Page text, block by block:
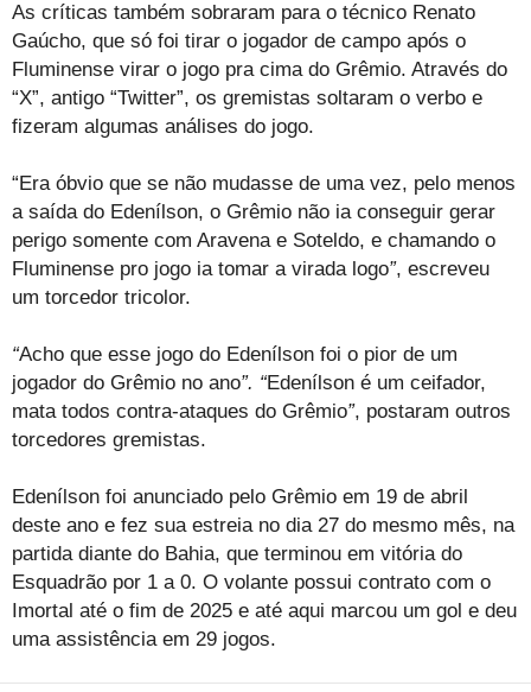
As críticas também sobraram para o técnico Renato
Gaúcho, que só foi tirar o jogador de campo após o
Fluminense virar o jogo pra cima do Grêmio. Através do
“X”, antigo “Twitter”, os gremistas soltaram o verbo e
fizeram algumas análises do jogo.
“Era óbvio que se não mudasse de uma vez, pelo menos
a saída do Edenílson, o Grêmio não ia conseguir gerar
perigo somente com Aravena e Soteldo, e chamando o
Fluminense pro jogo ia tomar a virada logo”, escreveu
um torcedor tricolor.
“Acho que esse jogo do Edenílson foi o pior de um
jogador do Grêmio no ano”. “Edenílson é um ceifador,
mata todos contra-ataques do Grêmio”, postaram outros
torcedores gremistas.
Edenílson foi anunciado pelo Grêmio em 19 de abril
deste ano e fez sua estreia no dia 27 do mesmo mês, na
partida diante do Bahia, que terminou em vitória do
Esquadrão por 1 a 0. O volante possui contrato com o
Imortal até o fim de 2025 e até aqui marcou um gol e deu
uma assistência em 29 jogos.